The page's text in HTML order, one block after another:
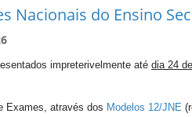
Nacionais do Ensino
impreterivelmente até dia 24
Exames, através dos Modelos 12/JNE